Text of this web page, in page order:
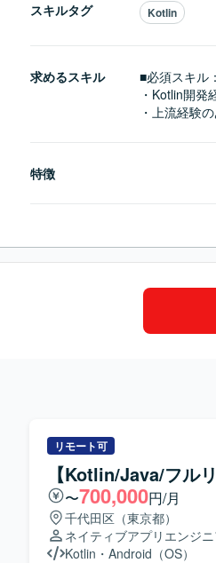
スキルタグ Kotlin
求めるスキル
■必須スキル：
・Kotlin開発
・上流経験
特徴
リモート可
【Kotlin/Java/フル
〜700,000円/月
千代田区（東京都）
ネイティブアプリエンジ
Kotlin ・ Android（OS）